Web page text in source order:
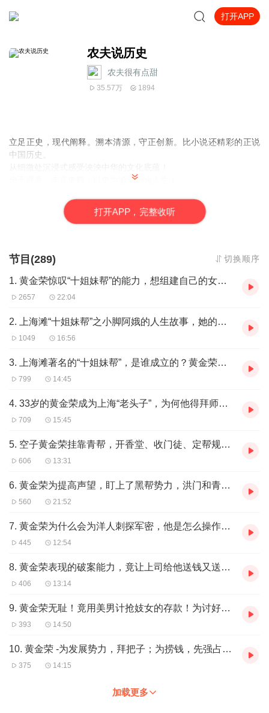
打开APP
农夫说历史
农夫很有点甜
35.57万 1894
立足正史，现代阐释。溯本清源，守正创新。比小说还精彩的正说
中国历史。
忠于原著，丰富史料；以史为鉴，启迪人生！
打开APP，完整收听
节目(289) 切换顺序
1. 黄金荣惊叹“十姐妹帮”的能力，想组建自己的女子势力，他会咋弄
2657 22:04
2. 上海滩“十姐妹帮”之小脚阿娥的人生故事，她的结局又是怎样的？
1049 16:56
3. 上海滩著名的“十姐妹帮”，是谁成立的？黄金荣跟它又有什么关系
799 14:45
4. 33岁的黄金荣成为上海“老头子”，为何他得拜师学习帮派发展之道
709 15:45
5. 空子黄金荣挂靠青帮，开香堂、收门徒、定帮规，自立山头建帮派…
606 13:31
6. 黄金荣为提高声望，盯上了黑帮势力，洪门和青帮做比较，他会选谁
560 21:52
7. 黄金荣为什么会为洋人刺探军密，他是怎么操作的，他又得到了什么
445 12:54
8. 黄金荣表现的破案能力，竟让上司给他送钱又送女人，求他帮忙办事
406 13:14
9. 黄金荣无耻！竟用美男计抢妓女的存款！为讨好洋人认命学洋人吃饭
393 14:50
10. 黄金荣 -为发展势力，拜把子；为捞钱，先强占戏院，再设计抢茶楼
375 14:15
加载更多